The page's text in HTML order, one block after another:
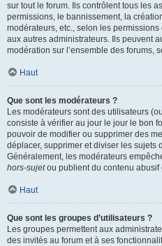
sur tout le forum. Ils contrôlent tous les
permissions, le bannissement, la
modérateurs, etc., selon les
aux autres administrateurs. Ils peuvent
modération sur l’ensemble des forums,
Haut
Que sont les modérateurs ?
Les modérateurs sont des utilisateurs
consiste à vérifier au jour le jour le bon
pouvoir de modifier ou supprimer des
déplacer, supprimer et diviser les sujets
Généralement, les modérateurs
hors-sujetou publient du contenu abusif
Haut
Que sont les groupes d’utilisateurs ?
Les groupes permettent aux
des invités au forum et à ses